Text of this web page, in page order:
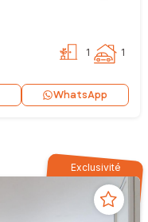
1 1
WhatsApp
Exclusivité